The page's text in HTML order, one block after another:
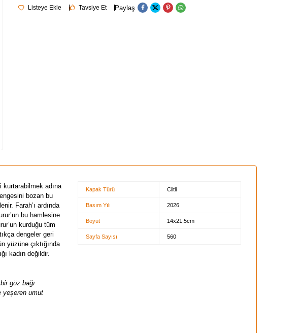
Listeye Ekle Tavsiye Et Paylaş
kurtarabilmek adına
bozan bu
Farah’ı ardında
bu hamlesine
kurduğu tüm
dengeler geri
yüzüne çıktığında
kadın değildir.
göz bağı
yeşeren umut
Kapak Türü Ciltli
Basım Yılı 2026
Boyut 14x21,5cm
Sayfa Sayısı 560